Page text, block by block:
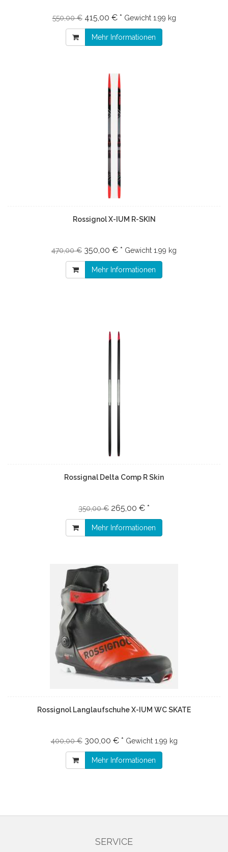
550,00 € 415,00 € * Gewicht 1.99 kg
Mehr Informationen
Rossignol X-IUM R-SKIN
470,00 € 350,00 € * Gewicht 1.99 kg
Mehr Informationen
Rossignal Delta Comp R Skin
350,00 € 265,00 € *
Mehr Informationen
Rossignol Langlaufschuhe X-IUM WC SKATE
400,00 € 300,00 € * Gewicht 1.99 kg
Mehr Informationen
SERVICE